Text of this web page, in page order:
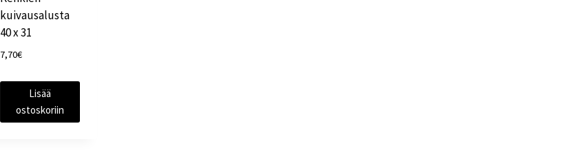
kuivausalusta
40 x 31
7,70€
Lisää
ostoskoriin